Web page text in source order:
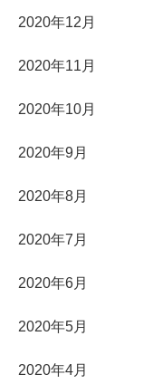
2020年12月
2020年11月
2020年10月
2020年9月
2020年8月
2020年7月
2020年6月
2020年5月
2020年4月